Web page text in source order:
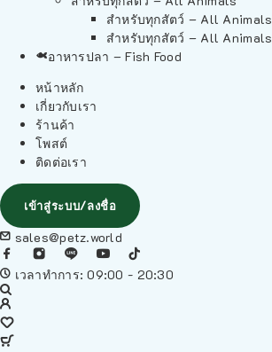
สำหรับทุกสัตว์ – All Animals
สำหรับทุกสัตว์ – All Animals
อาหารปลา – Fish Food
หน้าหลัก
เกี่ยวกับเรา
ร้านค้า
โพสต์
ติดต่อเรา
เข้าสู่ระบบ/ลงชื่อ
sales@petz.world
เวลาทำการ: 09:00 - 20:30